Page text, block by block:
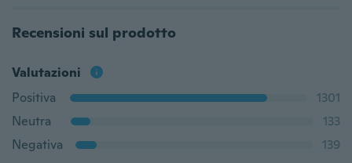
Recensioni sul prodotto
Valutazioni
Positiva
1301
Neutra
133
Negativa
139